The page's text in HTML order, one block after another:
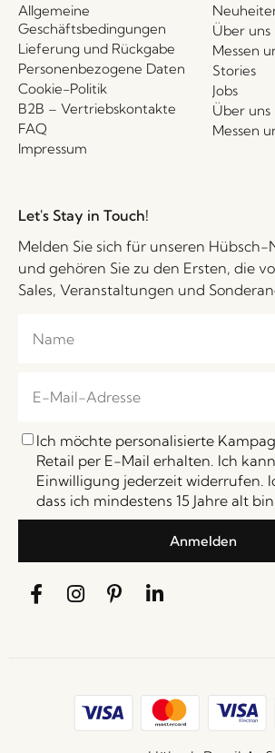
Allgemeine
Geschäftsbedingungen
Lieferung und Rückgabe
Personenbezogene Daten
Cookie-Politik
B2B – Vertriebskontakte
FAQ
Impressum
Über uns
Messen
Stories
Jobs
Über uns
Messen
Let's Stay in Touch!
Melden Sie sich für unseren Hübsch-
und gehören Sie zu den Ersten, die
Sales, Veranstaltungen und
Ich möchte personalisierte
Retail per E-Mail erhalten. Ich
Einwilligung jederzeit widerrufen.
dass ich mindestens 15 Jahre alt bin.
Anmelden